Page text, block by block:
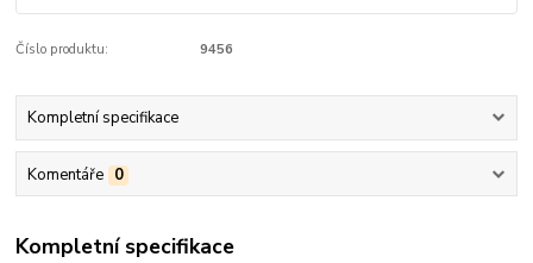
Číslo produktu: 9456
Kompletní specifikace
Komentáře 0
Kompletní specifikace